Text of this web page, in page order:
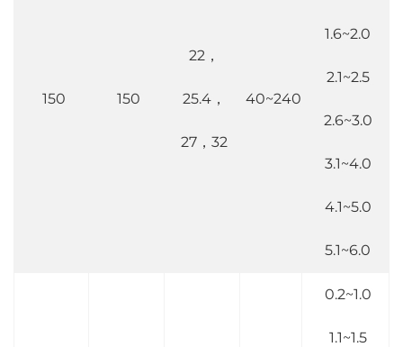
150 150
22，
25.4，
27，32
40~240
1.6~2.0
2.1~2.5
2.6~3.0
3.1~4.0
4.1~5.0
5.1~6.0
0.2~1.0
1.1~1.5